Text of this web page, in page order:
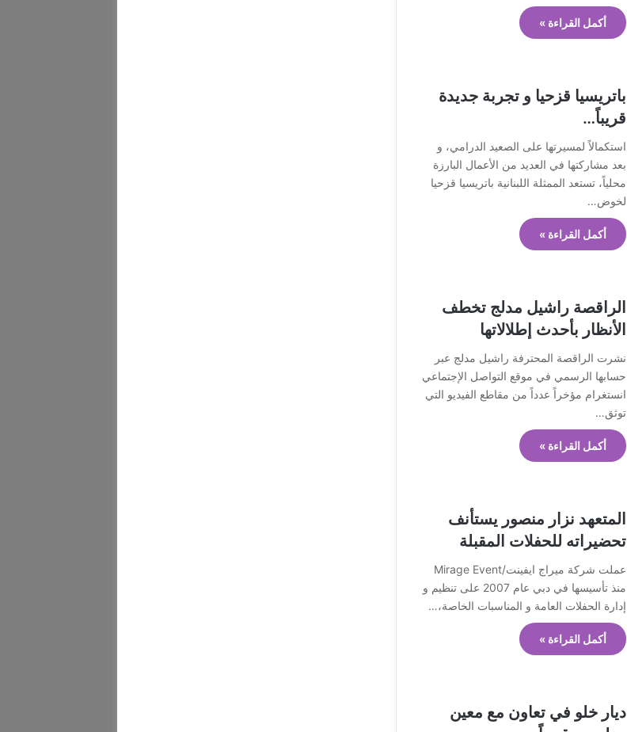
أكمل القراءة »
باتريسيا قزحيا و تجربة جديدة
قريباً…
استكمالاً لمسيرتها على الصعيد الدرامي، و
بعد مشاركتها في العديد من الأعمال البارزة
محلياً، تستعد الممثلة اللبنانية باتريسيا قزحيا
لخوض…
أكمل القراءة »
الراقصة راشيل مدلج تخطف
الأنظار بأحدث إطلالاتها
نشرت الراقصة المحترفة راشيل مدلج عبر
حسابها الرسمي في موقع التواصل الإجتماعي
انستغرام مؤخراً عدداً من مقاطع الفيديو التي
توثق…
أكمل القراءة »
المتعهد نزار منصور يستأنف
تحضيراته للحفلات المقبلة
عملت شركة ميراج ايفينت/Mirage Event
منذ تأسيسها في دبي عام 2007 على تنظيم و
إدارة الحفلات العامة و المناسبات الخاصة،…
أكمل القراءة »
ديار خلو في تعاون مع معين